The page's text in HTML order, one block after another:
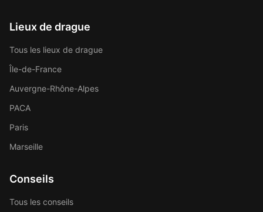
Lieux de drague
Tous les lieux de drague
Île-de-France
Auvergne-Rhône-Alpes
PACA
Paris
Marseille
Conseils
Tous les conseils